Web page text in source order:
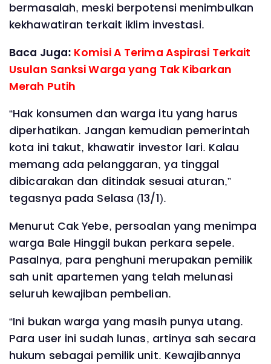
bermasalah, meski berpotensi menimbulkan
kekhawatiran terkait iklim investasi.
Baca Juga: Komisi A Terima Aspirasi Terkait
Usulan Sanksi Warga yang Tak Kibarkan
Merah Putih
‎“Hak konsumen dan warga itu yang harus
diperhatikan. Jangan kemudian pemerintah
kota ini takut, khawatir investor lari. Kalau
memang ada pelanggaran, ya tinggal
dibicarakan dan ditindak sesuai aturan,”
tegasnya pada Selasa (13/1).
‎Menurut Cak Yebe, persoalan yang menimpa
warga Bale Hinggil bukan perkara sepele.
Pasalnya, para penghuni merupakan pemilik
sah unit apartemen yang telah melunasi
seluruh kewajiban pembelian.
‎“Ini bukan warga yang masih punya utang.
Para user ini sudah lunas, artinya sah secara
hukum sebagai pemilik unit. Kewajibannya